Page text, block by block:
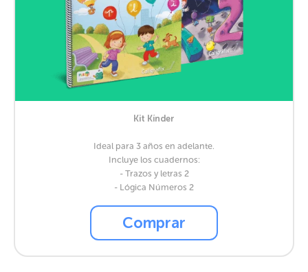
Kit Kínder
Ideal para 3 años en adelante.
Incluye los cuadernos:
- Trazos y letras 2
- Lógica Números 2
Comprar